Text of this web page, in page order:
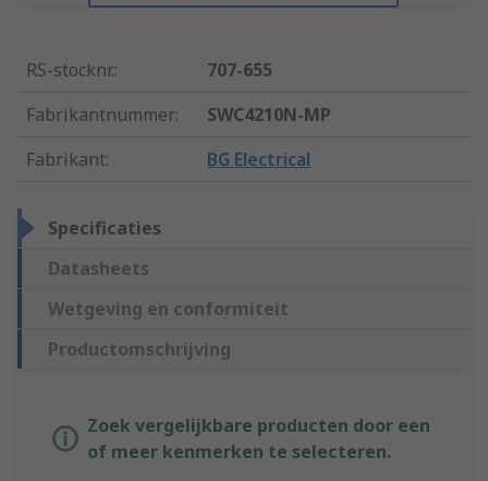
RS-stocknr.:
707-655
Fabrikantnummer:
SWC4210N-MP
Fabrikant: BG Electrical
Specificaties
Datasheets
Wetgeving en conformiteit
Productomschrijving
Zoek vergelijkbare producten door een
of meer kenmerken te selecteren.